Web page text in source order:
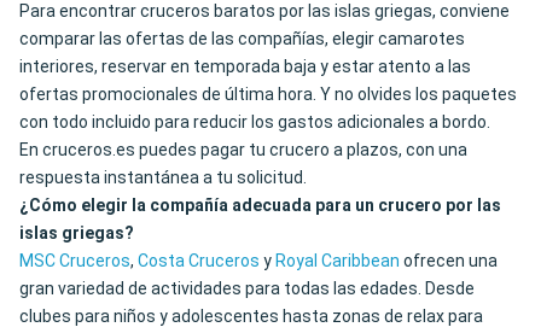
Para encontrar cruceros baratos por las islas griegas, conviene
comparar las ofertas de las compañías, elegir camarotes
interiores, reservar en temporada baja y estar atento a las
ofertas promocionales de última hora. Y no olvides los paquetes
con todo incluido para reducir los gastos adicionales a bordo.
En cruceros.es puedes pagar tu crucero a plazos, con una
respuesta instantánea a tu solicitud.
¿Cómo elegir la compañía adecuada para un crucero por las
islas griegas?
MSC Cruceros, Costa Cruceros y Royal Caribbean ofrecen una
gran variedad de actividades para todas las edades. Desde
clubes para niños y adolescentes hasta zonas de relax para